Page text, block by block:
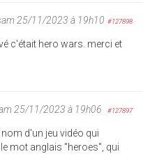
25/11/2023 à 19h10 #127898
c'était hero wars. merci et
25/11/2023 à 19h06 #127897
d'un jeu vidéo qui
mot anglais "heroes", qui